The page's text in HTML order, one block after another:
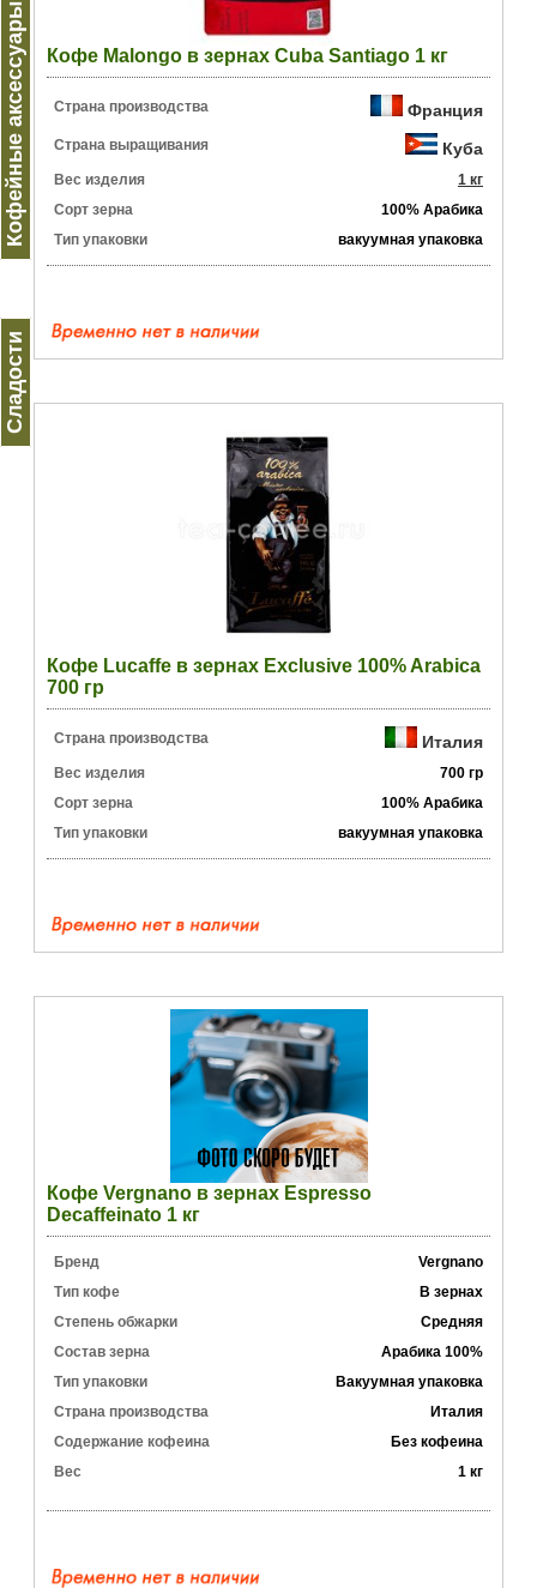
Кофейные аксессуары
Сладости
Кофе Malongo в зернах Cuba Santiago 1 кг
Страна производства Франция
Страна выращивания Куба
Вес изделия
1 кг
Сорт зерна
100% Арабика
Тип упаковки
вакуумная упаковка
Кофе Lucaffe в зернах Exclusive 100% Arabica
700 гр
Страна производства Италия
Вес изделия
700 гр
Сорт зерна
100% Арабика
Тип упаковки
вакуумная упаковка
Кофе Vergnano в зернах Espresso
Decaffeinato 1 кг
Бренд
Vergnano
Тип кофе
В зернах
Степень обжарки
Средняя
Состав зерна
Арабика 100%
Тип упаковки
Вакуумная упаковка
Страна производства
Италия
Содержание кофеина
Без кофеина
Вес
1 кг